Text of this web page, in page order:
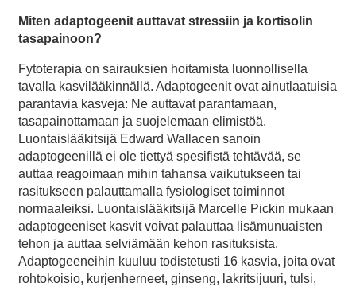
Miten adaptogeenit auttavat stressiin ja kortisolin
tasapainoon?
Fytoterapia on sairauksien hoitamista luonnollisella
tavalla kasvilääkinnällä. Adaptogeenit ovat ainutlaatuisia
parantavia kasveja: Ne auttavat parantamaan,
tasapainottamaan ja suojelemaan elimistöä.
Luontaislääkitsijä Edward Wallacen sanoin
adaptogeenillä ei ole tiettyä spesifistä tehtävää, se
auttaa reagoimaan mihin tahansa vaikutukseen tai
rasitukseen palauttamalla fysiologiset toiminnot
normaaleiksi. Luontaislääkitsijä Marcelle Pickin mukaan
adaptogeeniset kasvit voivat palauttaa lisämunuaisten
tehon ja auttaa selviämään kehon rasituksista.
Adaptogeeneihin kuuluu todistetusti 16 kasvia, joita ovat
rohtokoisio, kurjenherneet, ginseng, lakritsijuuri, tulsi,